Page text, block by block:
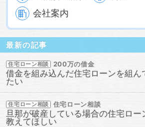
会社案内
最新の記事
住宅ローン相談 200万の借金
借金を組み込んだ住宅ローンを組ん
たい
住宅ローン相談 住宅ローン相談
旦那が破産している場合の住宅ロー
教えてほしい